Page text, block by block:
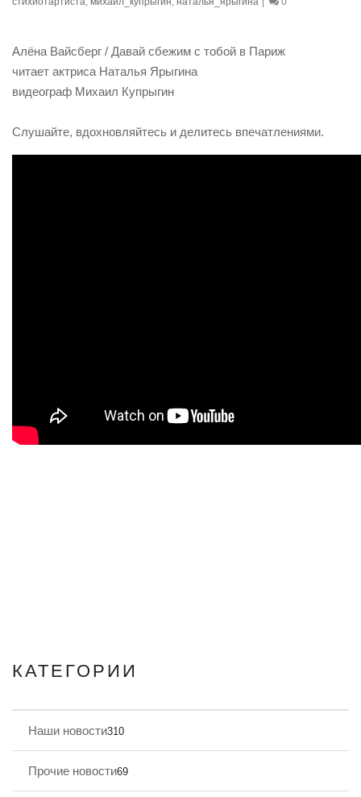
Алёна Вайсберг / Давай сбежим с тобой в Париж
читает актриса Наталья Ярыгина
видеограф Михаил Купрыгин
Слушайте, вдохновляйтесь и делитесь впечатлениями.
КАТЕГОРИИ
Наши новости310
Прочие новости69